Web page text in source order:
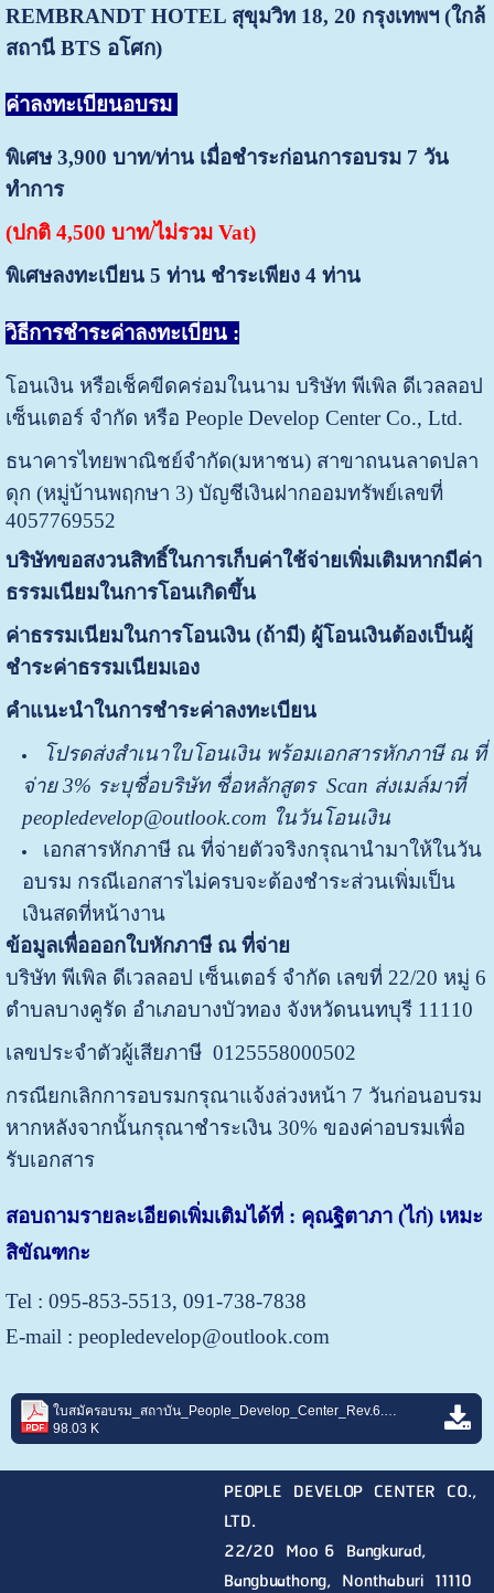
REMBRANDT HOTEL สุขุมวิท 18, 20 กรุงเทพฯ (ใกล้
สถานี BTS อโศก)
ค่าลงทะเบียนอบรม
พิเศษ 3,900 บาท/ท่าน เมื่อชำระก่อนการอบรม 7 วัน
ทำการ
(ปกติ 4,500 บาท/ไม่รวม Vat)
พิเศษลงทะเบียน 5 ท่าน ชำระเพียง 4 ท่าน
วิธีการชำระค่าลงทะเบียน :
โอนเงิน หรือเช็คขีดคร่อมในนาม บริษัท พีเพิล ดีเวลลอป
เซ็นเตอร์ จำกัด หรือ People Develop Center Co., Ltd.
ธนาคารไทยพาณิชย์จำกัด(มหาชน) สาขาถนนลาดปลา
ดุก (หมู่บ้านพฤกษา 3) บัญชีเงินฝากออมทรัพย์เลขที่
4057769552
บริษัทขอสงวนสิทธิ์ในการเก็บค่าใช้จ่ายเพิ่มเติมหากมีค่า
ธรรมเนียมในการโอนเกิดขึ้น
ค่าธรรมเนียมในการโอนเงิน (ถ้ามี) ผู้โอนเงินต้องเป็นผู้
ชำระค่าธรรมเนียมเอง
คำแนะนำในการชำระค่าลงทะเบียน
โปรดส่งสำเนาใบโอนเงิน พร้อมเอกสารหักภาษี ณ ที่
จ่าย3% ระบุชื่อบริษัท ชื่อหลักสูตร Scan ส่งเมล์มาที่
peopledevelop@outlook.com ในวันโอนเงิน
เอกสารหักภาษี ณ ที่จ่ายตัวจริงกรุณานำมาให้ในวัน
อบรม กรณีเอกสารไม่ครบจะต้องชำระส่วนเพิ่มเป็น
เงินสดที่หน้างาน
ข้อมูลเพื่อออกใบหักภาษี ณ ที่จ่าย
บริษัท พีเพิล ดีเวลลอป เซ็นเตอร์ จำกัด เลขที่ 22/20 หมู่ 6
ตำบลบางคูรัด อำเภอบางบัวทอง จังหวัดนนทบุรี 11110
เลขประจำตัวผู้เสียภาษี 0125558000502
กรณียกเลิกการอบรมกรุณาแจ้งล่วงหน้า 7 วันก่อนอบรม
หากหลังจากนั้นกรุณาชำระเงิน 30% ของค่าอบรมเพื่อ
รับเอกสาร
สอบถามรายละเอียดเพิ่มเติมได้ที่ : คุณฐิตาภา (ไก่) เหมะ
สิขัณฑกะ
Tel : 095-853-5513, 091-738-7838
E-mail : peopledevelop@outlook.com
98.03 K
PEOPLE DEVELOP CENTER CO.,
LTD.
22/20 Moo 6 Bangkurad,
Bangbuathong, Nonthaburi 11110